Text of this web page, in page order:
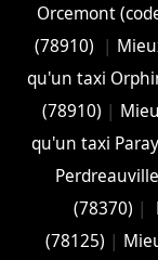
Orcemont
(78910)
|
qu'un taxi
(78910) |
qu'un taxi
(78370) |
(78125) |